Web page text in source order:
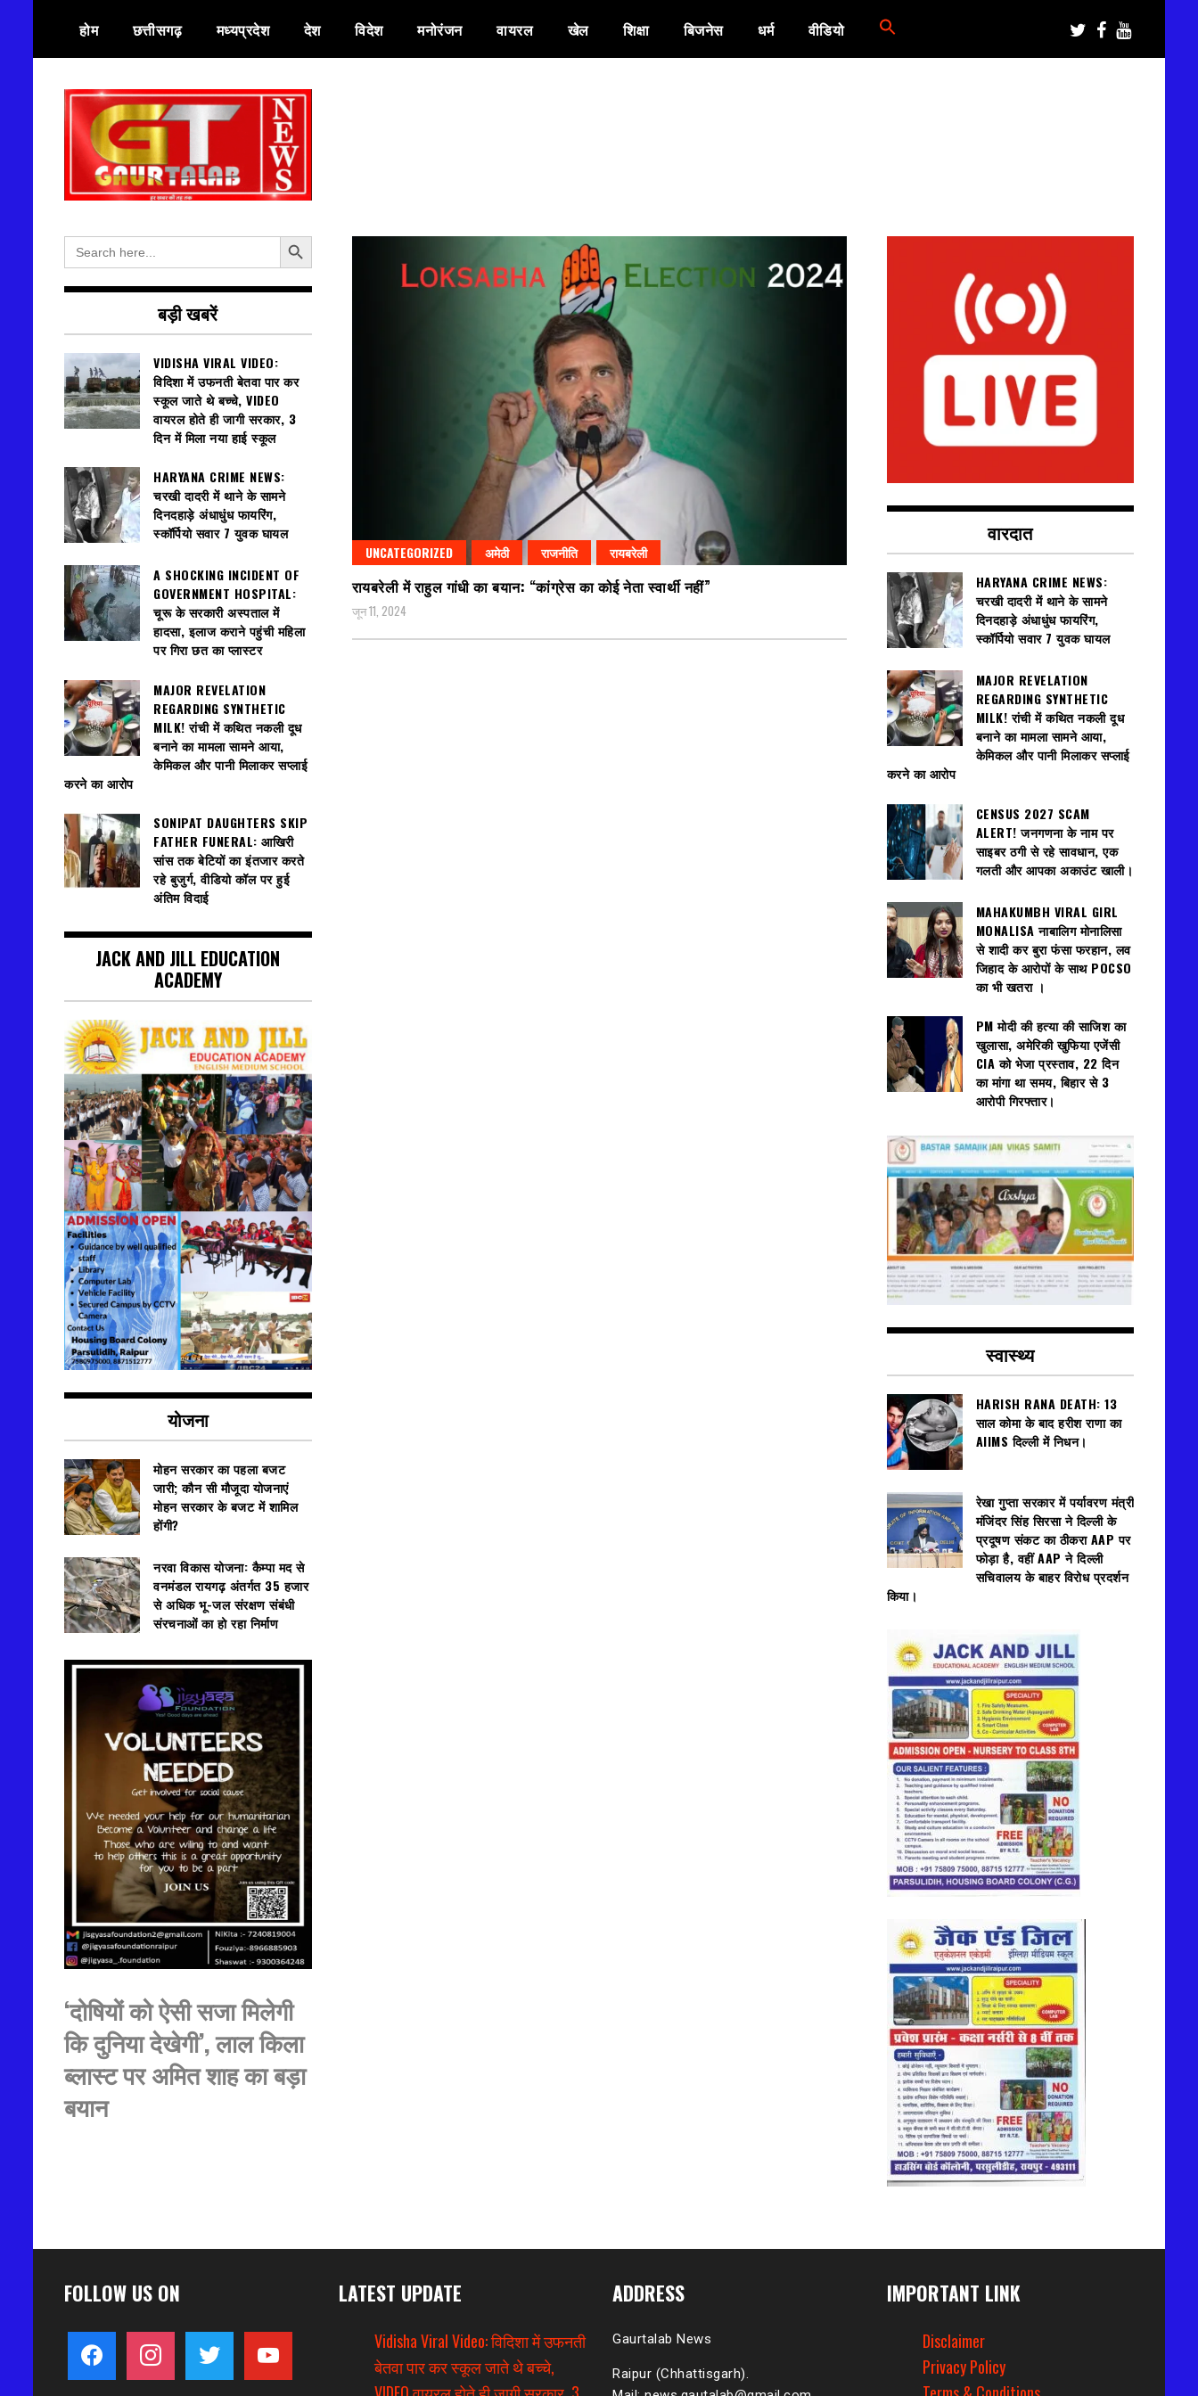
content
होम छत्तीसगढ़ मध्यप्रदेश देश विदेश मनोरंजन वायरल खेल शिक्षा बिजनेस धर्म वीडियो
गौरतलब न्यूज
UNCATEGORIZED अमेठी राजनीति रायबरेली
रायबरेली में राहुल गांधी का बयान: “कांग्रेस का कोई नेता स्वार्थी नहीं”
जून 11, 2024
Search
for:
Search Button
बड़ी खबरें
VIDISHA VIRAL VIDEO:
विदिशा में उफनती बेतवा पार कर
स्कूल जाते थे बच्चे, VIDEO
वायरल होते ही जागी सरकार, 3
दिन में मिला नया हाई स्कूल
HARYANA CRIME NEWS:
चरखी दादरी में थाने के सामने
दिनदहाड़े अंधाधुंध फायरिंग,
स्कॉर्पियो सवार 7 युवक घायल
A SHOCKING INCIDENT OF
GOVERNMENT HOSPITAL:
चूरू के सरकारी अस्पताल में
हादसा, इलाज कराने पहुंची महिला
पर गिरा छत का प्लास्टर
MAJOR REVELATION
REGARDING SYNTHETIC
MILK! रांची में कथित नकली दूध
बनाने का मामला सामने आया,
केमिकल और पानी मिलाकर सप्लाई
करने का आरोप
SONIPAT DAUGHTERS SKIP
FATHER FUNERAL: आखिरी
सांस तक बेटियों का इंतजार करते
रहे बुजुर्ग, वीडियो कॉल पर हुई
अंतिम विदाई
JACK AND JILL EDUCATION
ACADEMY
योजना
मोहन सरकार का पहला बजट
जारी; कौन सी मौजूदा योजनाएं
मोहन सरकार के बजट में शामिल
होंगी?
नरवा विकास योजना: कैम्पा मद से
वनमंडल रायगढ़ अंतर्गत 35 हजार
से अधिक भू-जल संरक्षण संबंधी
संरचनाओं का हो रहा निर्माण
‘दोषियों को ऐसी सजा मिलेगी
कि दुनिया देखेगी’, लाल किला
ब्लास्ट पर अमित शाह का बड़ा
बयान
वारदात
HARYANA CRIME NEWS:
चरखी दादरी में थाने के सामने
दिनदहाड़े अंधाधुंध फायरिंग,
स्कॉर्पियो सवार 7 युवक घायल
MAJOR REVELATION
REGARDING SYNTHETIC
MILK! रांची में कथित नकली दूध
बनाने का मामला सामने आया,
केमिकल और पानी मिलाकर सप्लाई
करने का आरोप
CENSUS 2027 SCAM
ALERT! जनगणना के नाम पर
साइबर ठगी से रहे सावधान, एक
गलती और आपका अकाउंट खाली।
MAHAKUMBH VIRAL GIRL
MONALISA नाबालिग मोनालिसा
से शादी कर बुरा फंसा फरहान, लव
जिहाद के आरोपों के साथ POCSO
का भी खतरा ।
PM मोदी की हत्या की साजिश का
खुलासा, अमेरिकी खुफिया एजेंसी
CIA को भेजा प्रस्ताव, 22 दिन
का मांगा था समय, बिहार से 3
आरोपी गिरफ्तार।
स्वास्थ्य
HARISH RANA DEATH: 13
साल कोमा के बाद हरीश राणा का
AIIMS दिल्ली में निधन।
रेखा गुप्ता सरकार में पर्यावरण मंत्री
मंजिंदर सिंह सिरसा ने दिल्ली के
प्रदूषण संकट का ठीकरा AAP पर
फोड़ा है, वहीं AAP ने दिल्ली
सचिवालय के बाहर विरोध प्रदर्शन
किया।
FOLLOW US ON
facebook instagram twitter youtube
LATEST UPDATE
Vidisha Viral Video: विदिशा में उफनती
बेतवा पार कर स्कूल जाते थे बच्चे,
ADDRESS
Gaurtalab News
Raipur (Chhattisgarh).
IMPORTANT LINK
Disclaimer
Privacy Policy